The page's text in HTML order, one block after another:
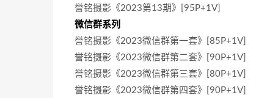
誉铭摄影《2023第13期》[95P+1V]
微信群系列
誉铭摄影《2023微信群第一套》[85P+1V]
誉铭摄影《2023微信群第二套》[90P+1V]
誉铭摄影《2023微信群第三套》[80P+1V]
誉铭摄影《2023微信群第四套》[90P+1V]